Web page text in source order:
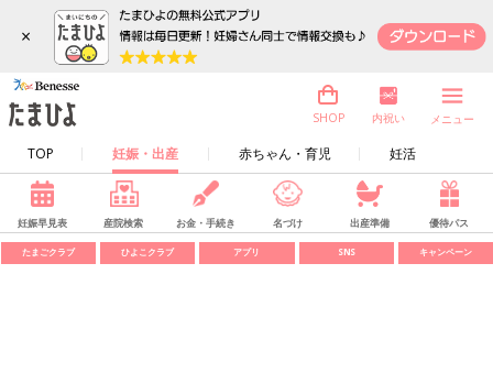
×
TOP 妊娠・出産 赤ちゃん・育児 妊活
SHOP 内祝い メニュー
妊娠早見表 産院検索 お金・手続き 名づけ 出産準備 優待パス
たまごクラブ ひよこクラブ アプリ SNS キャンペーン